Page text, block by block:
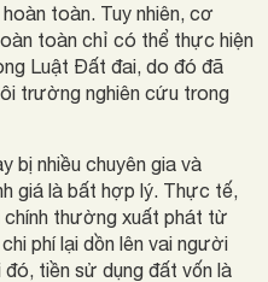
toàn. Tuy nhiên, cơ
toàn chỉ có thể thực hiện
Luật Đất đai, do đó đã
trường nghiên cứu trong
bị nhiều chuyên gia và
giá là bất hợp lý. Thực tế,
chính thường xuất phát từ
phí lại dồn lên vai người
đó, tiền sử dụng đất vốn là